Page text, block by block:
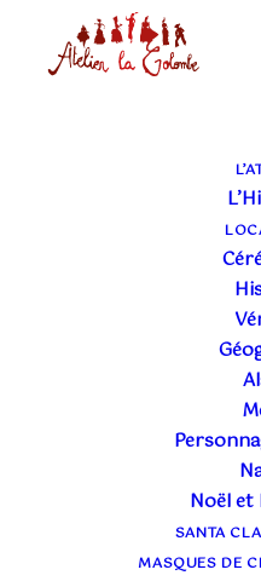
Noël et
SANTA
MASQUES DE